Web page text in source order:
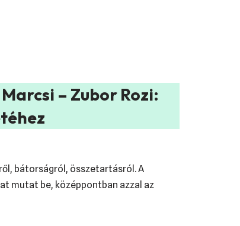
– Zubor Rozi:
bátorságról, összetartásról. A
mutat be, középpontban azzal az